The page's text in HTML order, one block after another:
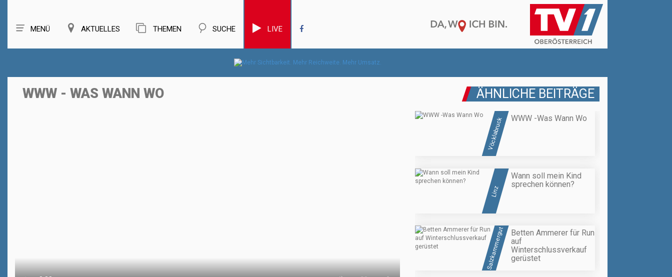
MENÜ AKTUELLES THEMEN SUCHE LIVE
WWW - WAS WANN WO ÄHNLICHE BEITRÄGE
Vöcklabruck WWW -Was Wann Wo
Linz
Wann soll mein Kind
sprechen können?
Salzkammergut
Betten Ammerer für Run
auf
Winterschlussverkauf
gerüstet